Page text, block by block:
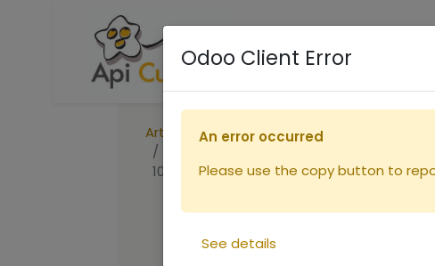
Accueil Boutique
Articles
Ruches
100g (copie)
Odoo Client Error
An error occurred
Please use the copy button to
See details